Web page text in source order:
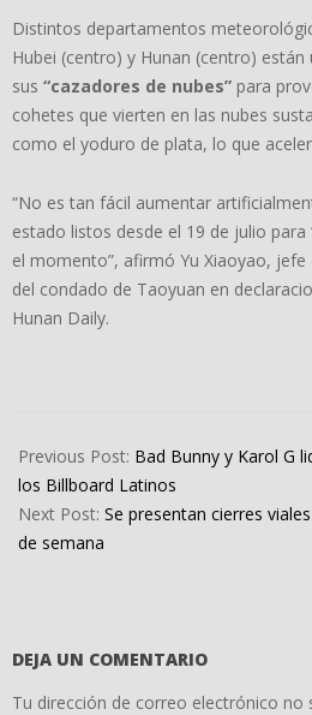
Distintos departamentos
Hubei (centro) y Hunan (centro) están
sus “cazadores de nubes” para
cohetes que vierten en las nubes
como el yoduro de plata, lo que
“No es tan fácil aumentar
estado listos desde el 19 de julio para
el momento”, afirmó Yu Xiaoyao,
del condado de Taoyuan en
Hunan Daily.
08-
19
Previous Post: Bad Bunny y Karol G
los Billboard Latinos
Next Post: Se presentan cierres
de semana
DEJA UN COMENTARIO
Tu dirección de correo electrónico no